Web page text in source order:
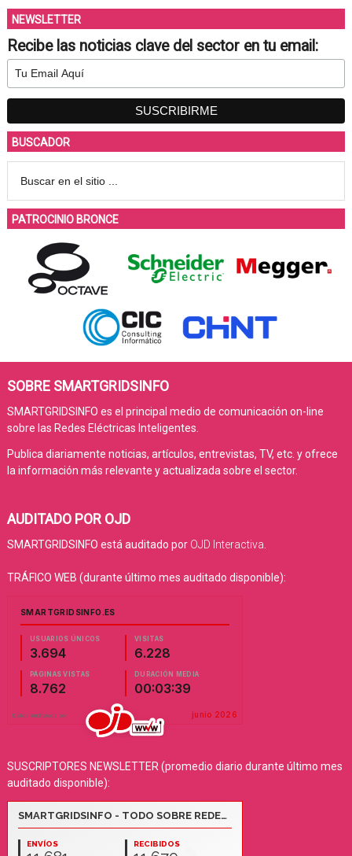
NEWSLETTER
Recibe las noticias clave del sector en tu email:
BUSCADOR
PATROCINIO BRONCE
SOBRE SMARTGRIDSINFO
SMARTGRIDSINFO es el principal medio de comunicación on-line
sobre las Redes Eléctricas Inteligentes.
Publica diariamente noticias, artículos, entrevistas, TV, etc. y ofrece
la información más relevante y actualizada sobre el sector.
AUDITADO POR OJD
SMARTGRIDSINFO está auditado por OJD Interactiva
TRÁFICO WEB (durante último mes auditado disponible):
SUSCRIPTORES NEWSLETTER (promedio diario durante último mes
auditado disponible):